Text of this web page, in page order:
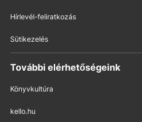
Hírlevél-feliratkozás
Sütikezelés
További elérhetőségeink
Könyvkultúra
kello.hu